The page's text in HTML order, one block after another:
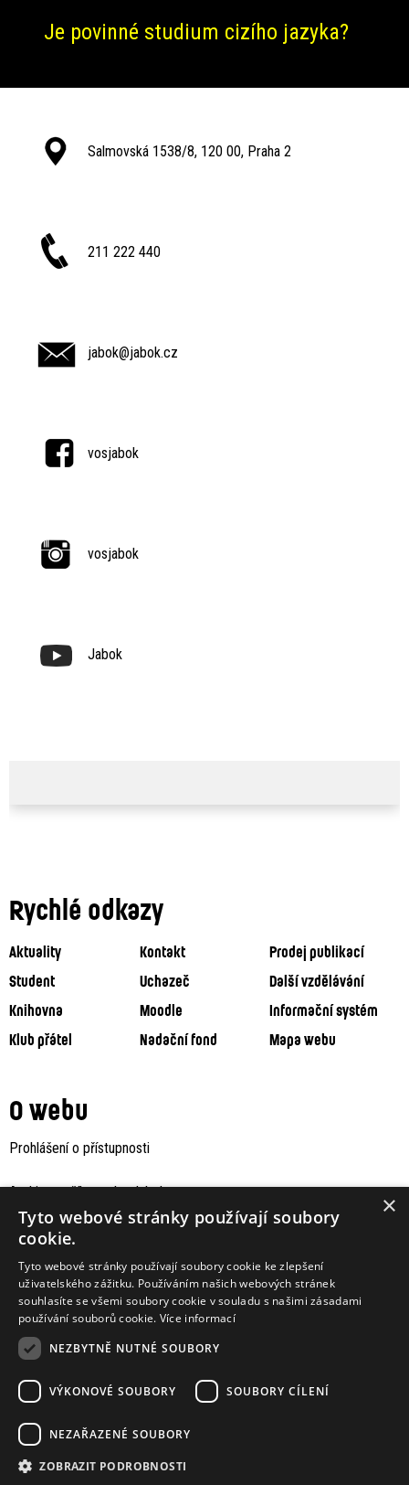
Je povinné studium cizího jazyka?
Salmovská 1538/8, 120 00, Praha 2
211 222 440
jabok@jabok.cz
vosjabok
vosjabok
Jabok
Rychlé odkazy
Aktuality Kontakt
Prodej publikací
Student
Uchazeč
Další vzdělávání
Knihovna
Moodle
Informační systém
Klub přátel
Nadační fond Mapa webu
O webu
Prohlášení o přístupnosti
Archiv staršího webu Jaboku
Podporují nás
×
Tyto webové stránky používají soubory
cookie.
Tyto webové stránky používají soubory cookie ke zlepšení
uživatelského zážitku. Používáním našich webových stránek
souhlasíte se všemi soubory cookie v souladu s našimi zásadami
používání souborů cookie. Více informací
NEZBYTNĚ NUTNÉ SOUBORY
VÝKONOVÉ SOUBORY SOUBORY CÍLENÍ
NEZAŘAZENÉ SOUBORY
ZOBRAZIT PODROBNOSTI